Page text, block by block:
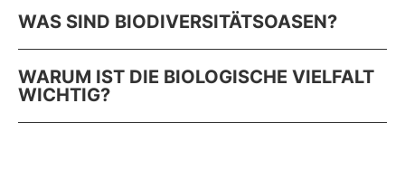
WAS SIND BIODIVERSITÄTSOASEN?
WARUM IST DIE BIOLOGISCHE VIELFALT
WICHTIG?